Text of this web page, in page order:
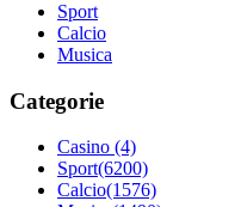
Sport
Calcio
Musica
Categorie
Casino (4)
Sport(6200)
Calcio(1576)